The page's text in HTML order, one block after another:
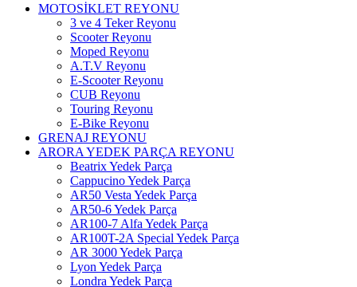
MOTOSİKLET REYONU
3 ve 4 Teker Reyonu
Scooter Reyonu
Moped Reyonu
A.T.V Reyonu
E-Scooter Reyonu
CUB Reyonu
Touring Reyonu
E-Bike Reyonu
GRENAJ REYONU
ARORA YEDEK PARÇA REYONU
Beatrix Yedek Parça
Cappucino Yedek Parça
AR50 Vesta Yedek Parça
AR50-6 Yedek Parça
AR100-7 Alfa Yedek Parça
AR100T-2A Special Yedek Parça
AR 3000 Yedek Parça
Lyon Yedek Parça
Londra Yedek Parça